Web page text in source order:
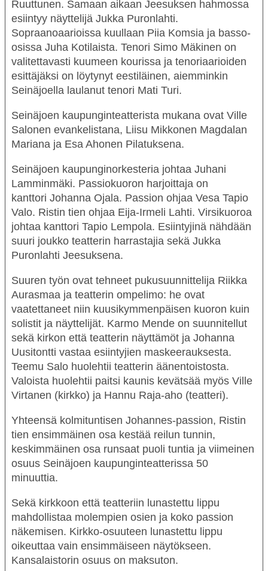
LIPUT
AIKATAULUT
RYHMILLE
PALVELUT
Ruuttunen. Samaan aikaan Jeesuksen hahmossa
esiintyy näyttelijä Jukka Puronlahti.
Sopraanoaarioissa kuullaan Piia Komsia ja basso-
osissa Juha Kotilaista. Tenori Simo Mäkinen on
valitettavasti kuumeen kourissa ja tenoriaarioiden
esittäjäksi on löytynyt eestiläinen, aiemminkin
Seinäjoella laulanut tenori Mati Turi.
Seinäjoen kaupunginteatterista mukana ovat Ville
Salonen evankelistana, Liisu Mikkonen Magdalan
Mariana ja Esa Ahonen Pilatuksena.
Seinäjoen kaupunginorkesteria johtaa Juhani
Lamminmäki. Passiokuoron harjoittaja on
kanttori Johanna Ojala. Passion ohjaa Vesa Tapio
Valo. Ristin tien ohjaa Eija-Irmeli Lahti. Virsikuoroa
johtaa kanttori Tapio Lempola. Esiintyjinä nähdään
suuri joukko teatterin harrastajia sekä Jukka
Puronlahti Jeesuksena.
Suuren työn ovat tehneet pukusuunnittelija Riikka
Aurasmaa ja teatterin ompelimo: he ovat
vaatettaneet niin kuusikymmenpäisen kuoron kuin
solistit ja näyttelijät. Karmo Mende on suunnitellut
sekä kirkon että teatterin näyttämöt ja Johanna
Uusitontti vastaa esiintyjien maskeerauksesta.
Teemu Salo huolehtii teatterin äänentoistosta.
Valoista huolehtii paitsi kaunis kevätsää myös Ville
Virtanen (kirkko) ja Hannu Raja-aho (teatteri).
Yhteensä kolmituntisen Johannes-passion, Ristin
tien ensimmäinen osa kestää reilun tunnin,
keskimmäinen osa runsaat puoli tuntia ja viimeinen
osuus Seinäjoen kaupunginteatterissa 50
minuuttia.
Sekä kirkkoon että teatteriin lunastettu lippu
mahdollistaa molempien osien ja koko passion
näkemisen. Kirkko-osuuteen lunastettu lippu
oikeuttaa vain ensimmäiseen näytökseen.
Kansalaistorin osuus on maksuton.